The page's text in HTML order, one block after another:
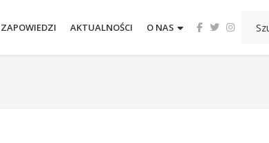
ZAPOWIEDZI AKTUALNOŚCI O NAS